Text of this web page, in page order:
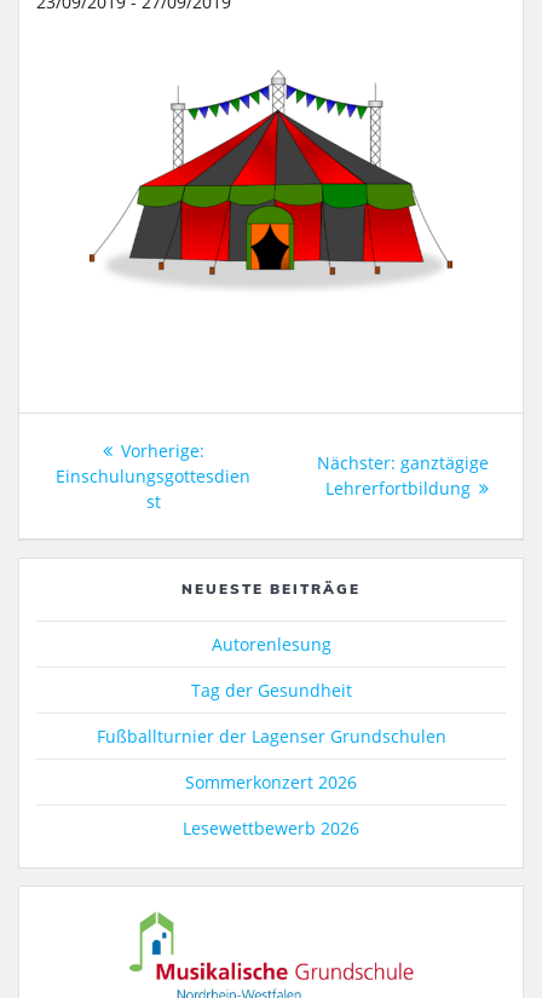
Beitragsnavigation
Vorherige:Vorheriger
Beitrag:
Einschulungsgottesdien
st
Nächster: Nächster
Beitrag:
ganztägige
Lehrerfortbildung
NEUESTE BEITRÄGE
Autorenlesung
Tag der Gesundheit
Fußballturnier der Lagenser Grundschulen
Sommerkonzert 2026
Lesewettbewerb 2026